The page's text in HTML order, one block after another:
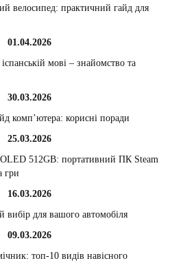
велосипед: практичний гайд для
01.04.2026
мові – знайомство та
30.03.2026
комп’ютера: корисні поради
25.03.2026
512GB: портативний ПК Steam
гри
16.03.2026
для вашого автомобіля
09.03.2026
топ-10 видів навісного